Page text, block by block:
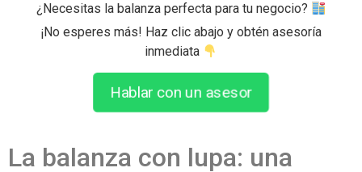
¿Necesitas la balanza perfecta para tu negocio?
¡No esperes más! Haz clic abajo y obtén asesoría
inmediata
Hablar con un asesor
La balanza con lupa: una